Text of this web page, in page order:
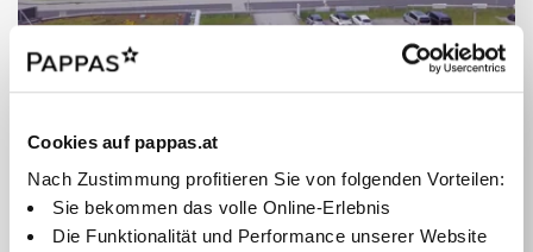
Cookies auf pappas.at
Nach Zustimmung profitieren Sie von folgenden Vorteilen:
Sie bekommen das volle Online-Erlebnis
Die Funktionalität und Performance unserer Website
Mayrhoferstraße 36
4030 Linz
+43/732/38490